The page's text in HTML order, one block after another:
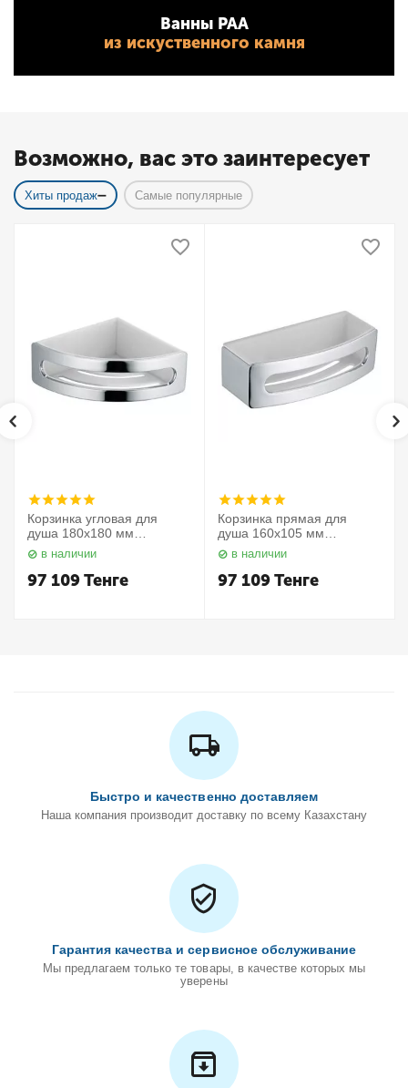
Ванны PAA
из искуственного камня
Возможно, вас это заинтересует
Хиты продаж Самые популярные
Корзинка угловая для
душа 180х180 мм
Elegance 11657010000
Keuco
в наличии
97 109Тенге
Корзинка прямая для
душа 160х105 мм
Elegance 11658010000
Keuco
в наличии
97 109Тенге
Быстро и качественно доставляем
Наша компания производит доставку по всему Казахстану
Гарантия качества и сервисное обслуживание
Мы предлагаем только те товары, в качестве которых мы
уверены